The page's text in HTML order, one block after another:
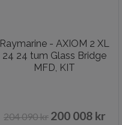
Raymarine - AXIOM 2 XL
24 24 tum Glass Bridge
MFD, KIT
204 090 kr 200 008 kr